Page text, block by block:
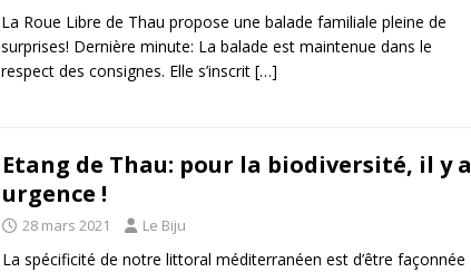
La Roue Libre de Thau propose une balade familiale pleine de
surprises! Dernière minute: La balade est maintenue dans le
respect des consignes. Elle s’inscrit […]
Etang de Thau: pour la biodiversité, il y a
urgence !
28 mars 2021 Le Biju
La spécificité de notre littoral méditerranéen est d’être façonnée